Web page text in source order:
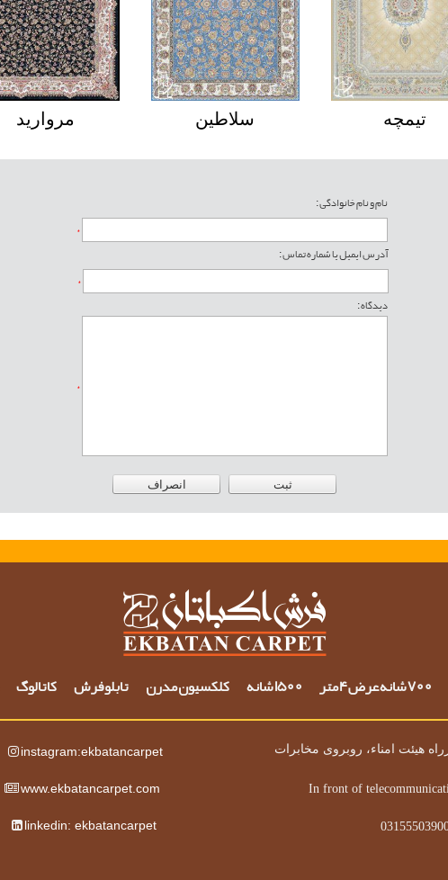
نام و نام خانوادگی :
*
آدرس ایمیل یا شماره تماس :
*
دیدگاه :
*
700 شانه عرض 4 متر 1500 شانه کلکسیون مدرن تابلو فرش کاتالوگ
هیئت امناء، روبروی مخابرات
In front of
instagram:ekbatancarpet
www.ekbatancarpet.com
linkedin: ekbatancarpet